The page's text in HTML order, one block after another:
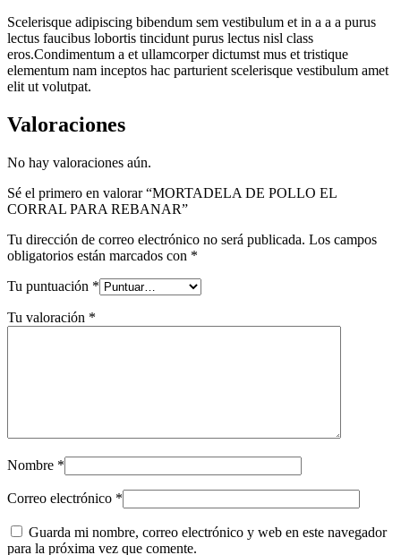
Scelerisque adipiscing bibendum sem vestibulum et in a a a purus
lectus faucibus lobortis tincidunt purus lectus nisl class
eros.Condimentum a et ullamcorper dictumst mus et tristique
elementum nam inceptos hac parturient scelerisque vestibulum amet
elit ut volutpat.
Valoraciones
No hay valoraciones aún.
Sé el primero en valorar “MORTADELA DE POLLO EL
CORRAL PARA REBANAR”
Tu dirección de correo electrónico no será publicada. Los campos
obligatorios están marcados con *
Tu puntuación *
Tu valoración *
Nombre *
Correo electrónico *
Guarda mi nombre, correo electrónico y web en este navegador
para la próxima vez que comente.